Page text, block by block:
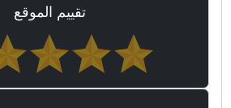
تقييم الموقع